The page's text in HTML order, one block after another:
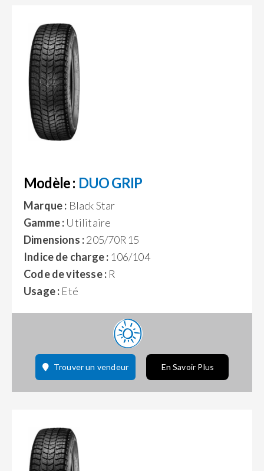
Modèle : DUO GRIP
Marque : Black Star
Gamme : Utilitaire
Dimensions :205/70R15
Indice de charge : 106/104
Code de vitesse : R
Usage : Eté
Trouver un vendeur En Savoir Plus